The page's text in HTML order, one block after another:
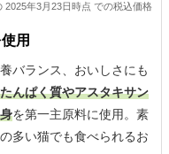
年3月23日時点 での税込価格
用
バランス、おいしさにも
たんぱく質やアスタキサン
を第一主原料に使用。素
多い猫でも食べられるお